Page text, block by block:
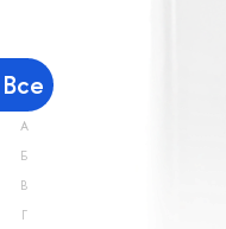
Все
А
Б
В
Г